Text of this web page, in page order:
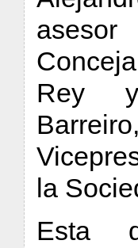
Rey
la
Esta